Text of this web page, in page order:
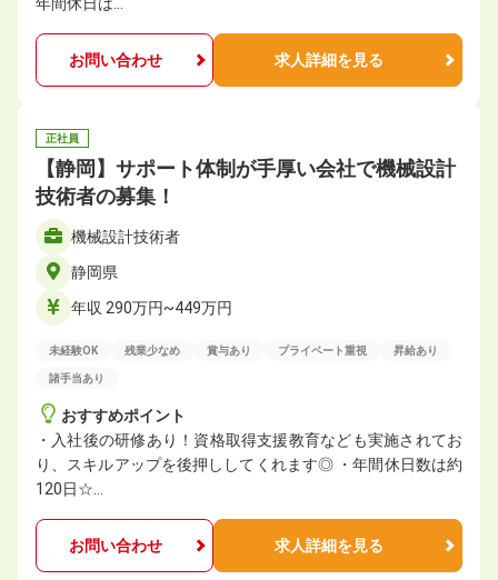
お問い合わせ 求人詳細を見る
正社員
【静岡】サポート体制が手厚い会社で機械設計
技術者の募集！
機械設計技術者
静岡県
年収 290万円~449万円
未経験OK 残業少なめ 賞与あり プライベート重視 昇給あり
諸手当あり
おすすめポイント
・入社後の研修あり！資格取得支援教育なども実施されてお
り、スキルアップを後押ししてくれます◎ ・年間休日数は約
120日☆…
お問い合わせ 求人詳細を見る